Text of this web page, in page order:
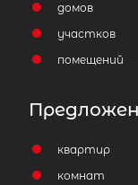
домов
участков
помещений
квартир
комнат